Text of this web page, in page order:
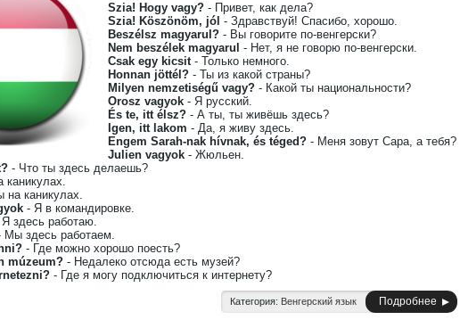
Szia! Hogy vagy? - Привет, как дела?
Szia! Köszönöm, jól - Здравствуй! Спасибо, хорошо.
Beszélsz magyarul? - Вы говорите по-венгерски?
Nem beszélek magyarul - Нет, я не говорю по-венгерски.
Csak egy kicsit- Только немного.
Honnan jöttél? - Ты из какой страны?
Milyen nemzetiségű vagy? - Какой ты национальности?
Orosz vagyok - Я русский.
És te, itt élsz? - А ты, ты живёшь здесь?
Igen, itt lakom - Да, я живу здесь.
Engem Sarah-nak hívnak, és téged? - Меня зовут Сара, а тебя?
Julien vagyok - Жюльен.
- Что ты здесь делаешь?
каникулах.
на каникулах.
- Я в командировке.
здесь работаю.
Мы здесь работаем.
- Где можно хорошо поесть?
múzeum? - Недалеко отсюда есть музей?
- Где я могу подключиться к интернету?
Категория: Венгерский язык Подробнее